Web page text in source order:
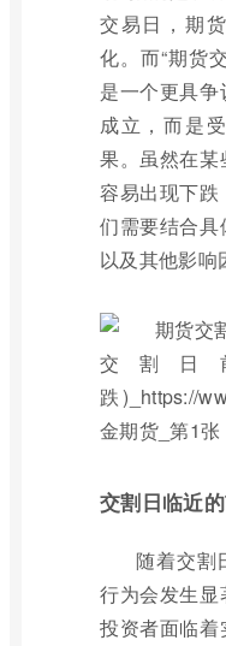
交易日，期
化。而“期货
是一个更具
成立，而是
果。虽然在
容易出现下
们需要结合
以及其他影响
交割日临近
随着交割
行为会发生
投资者面临着